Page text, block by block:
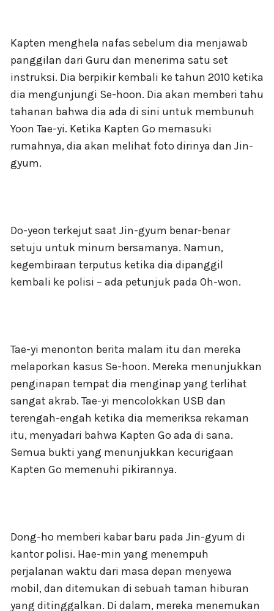
Kapten menghela nafas sebelum dia menjawab
panggilan dari Guru dan menerima satu set
instruksi. Dia berpikir kembali ke tahun 2010 ketika
dia mengunjungi Se-hoon. Dia akan memberi tahu
tahanan bahwa dia ada di sini untuk membunuh
Yoon Tae-yi. Ketika Kapten Go memasuki
rumahnya, dia akan melihat foto dirinya dan Jin-
gyum.
Do-yeon terkejut saat Jin-gyum benar-benar
setuju untuk minum bersamanya. Namun,
kegembiraan terputus ketika dia dipanggil
kembali ke polisi – ada petunjuk pada Oh-won.
Tae-yi menonton berita malam itu dan mereka
melaporkan kasus Se-hoon. Mereka menunjukkan
penginapan tempat dia menginap yang terlihat
sangat akrab. Tae-yi mencolokkan USB dan
terengah-engah ketika dia memeriksa rekaman
itu, menyadari bahwa Kapten Go ada di sana.
Semua bukti yang menunjukkan kecurigaan
Kapten Go memenuhi pikirannya.
Dong-ho memberi kabar baru pada Jin-gyum di
kantor polisi. Hae-min yang menempuh
perjalanan waktu dari masa depan menyewa
mobil, dan ditemukan di sebuah taman hiburan
yang ditinggalkan. Di dalam, mereka menemukan